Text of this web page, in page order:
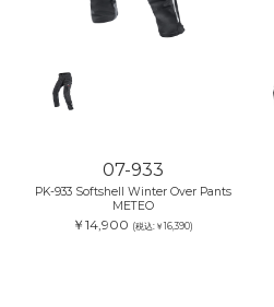
07-933
PK-933 Softshell Winter Over Pants
METEO
￥14,900 (税込:￥16,390)